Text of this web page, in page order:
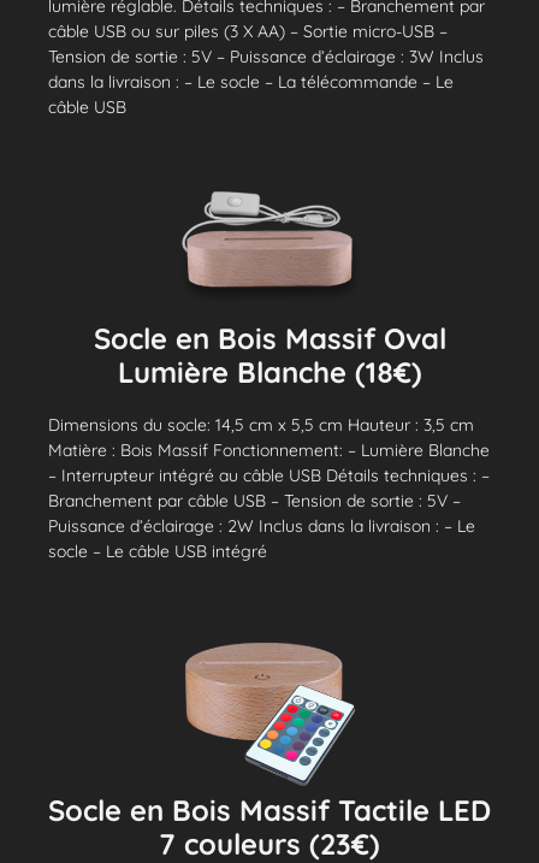
lumière réglable. Détails techniques : – Branchement par
câble USB ou sur piles (3 X AA) – Sortie micro-USB –
Tension de sortie : 5V – Puissance d’éclairage : 3W Inclus
dans la livraison : – Le socle – La télécommande – Le
câble USB
Socle en Bois Massif Oval
Lumière Blanche (18€)
Dimensions du socle: 14,5 cm x 5,5 cm Hauteur : 3,5 cm
Matière : Bois Massif Fonctionnement: – Lumière Blanche
– Interrupteur intégré au câble USB Détails techniques : –
Branchement par câble USB – Tension de sortie : 5V –
Puissance d’éclairage : 2W Inclus dans la livraison : – Le
socle – Le câble USB intégré
Socle en Bois Massif Tactile LED
7 couleurs (23€)